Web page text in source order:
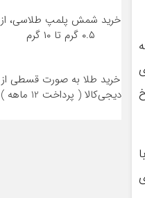
خرید شمش پلمپ طلاسی، از
۰.۵ گرم تا ۱۰ گرم
خرید طلا به صورت قسطی از
دیجی‌کالا ( پرداخت 12 ماهه )